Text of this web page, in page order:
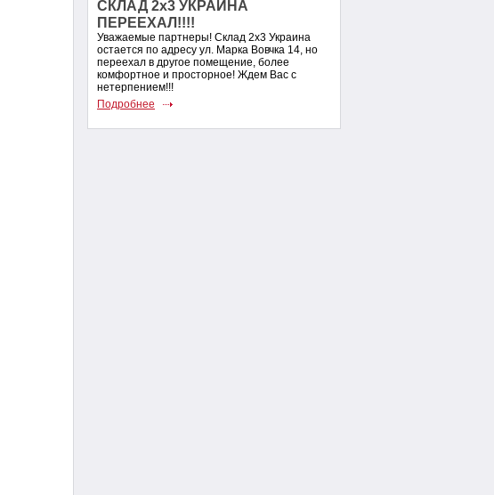
СКЛАД 2х3 УКРАИНА
ПЕРЕЕХАЛ!!!!
Уважаемые партнеры! Склад 2х3 Украина
остается по адресу ул. Марка Вовчка 14, но
переехал в другое помещение, более
комфортное и просторное! Ждем Вас с
нетерпением!!!
Подробнее